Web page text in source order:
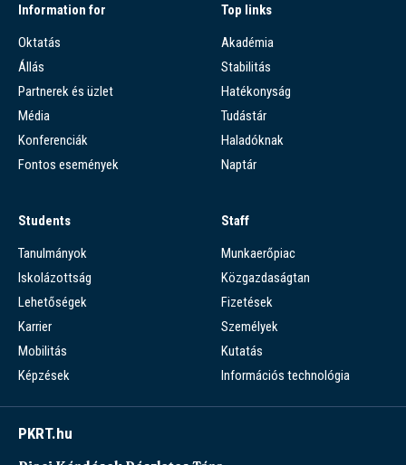
Information for
Oktatás
Állás
Partnerek és üzlet
Média
Konferenciák
Fontos események
Top links
Akadémia
Stabilitás
Hatékonyság
Tudástár
Haladóknak
Naptár
Students
Tanulmányok
Iskolázottság
Lehetőségek
Karrier
Mobilitás
Képzések
Staff
Munkaerőpiac
Közgazdaságtan
Fizetések
Személyek
Kutatás
Információs technológia
PKRT.hu